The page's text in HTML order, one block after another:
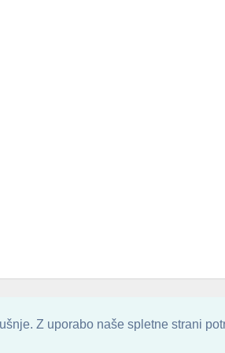
Z uporabo naše spletne strani
ARE UPLOADED AND COPYRIGHTED TO